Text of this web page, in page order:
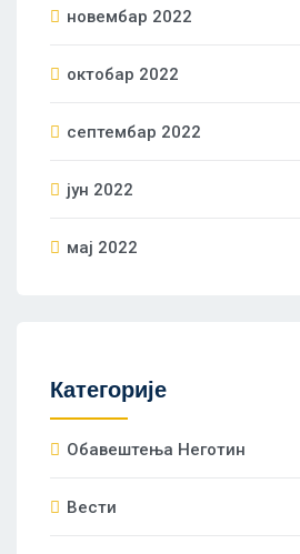
новембар 2022
октобар 2022
септембар 2022
јун 2022
мај 2022
Категорије
Oбавештења Неготин
Вести